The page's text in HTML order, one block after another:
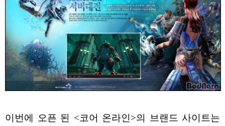
이번에 오픈 된 <코어 온라인>의 브랜드 사이트는